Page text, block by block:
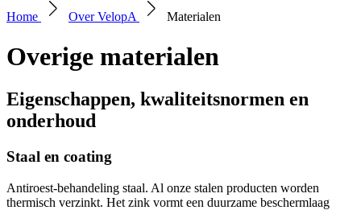
Home Over VelopA Materialen
Overige materialen
Eigenschappen, kwaliteitsnormen en
onderhoud
Staal en coating
Antiroest-behandeling staal. Al onze stalen producten worden
thermisch verzinkt. Het zink vormt een duurzame beschermlaag